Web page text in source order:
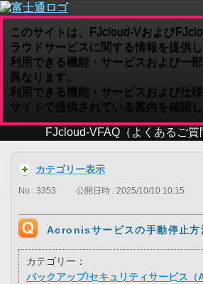
このサイトは、FJcloud-Vおよび
ラウドサービスに関する情報を提供し
利用できる機能・サービスおよび一
異なります。
利用できる機能・サービスおよび仕
サイトで提供されている案内を確認し
FJcloud-VFAQ（よくあるご質
カテゴリー表示
No : 3353 公開日時 : 2025/10/10 10:15
Acronisサービスの手動停止方
カテゴリー：
バックアップ/セキュリティサービス